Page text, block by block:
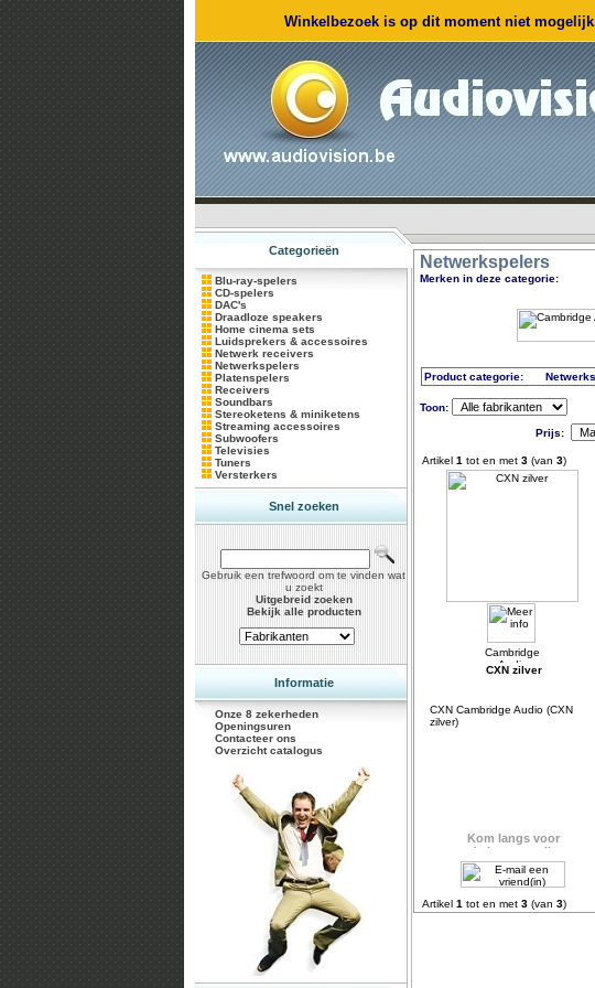
Winkelbezoek is op dit moment niet
Categorieën
Blu-ray-spelers
CD-spelers
DAC's
Draadloze speakers
Home cinema sets
Luidsprekers & accessoires
Netwerk receivers
Netwerkspelers
Platenspelers
Receivers
Soundbars
Stereoketens & miniketens
Streaming accessoires
Subwoofers
Televisies
Tuners
Versterkers
Snel zoeken
Gebruik een trefwoord om te vinden wat
u zoekt
Uitgebreid zoeken
Bekijk alle producten
Informatie
Onze 8 zekerheden
Openingsuren
Contacteer ons
Overzicht catalogus
Netwerkspelers
Merken in deze categorie:
Product categorie:
Toon:
Prijs:
Artikel 1 tot en met 3 (van 3)
CXN zilver
CXN Cambridge Audio (CXN
zilver)
Artikel 1 tot en met 3 (van 3)